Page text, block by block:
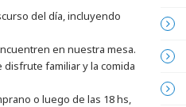
del día, incluyendo
en nuestra mesa.
familiar y la comida
o luego de las 18 hs,